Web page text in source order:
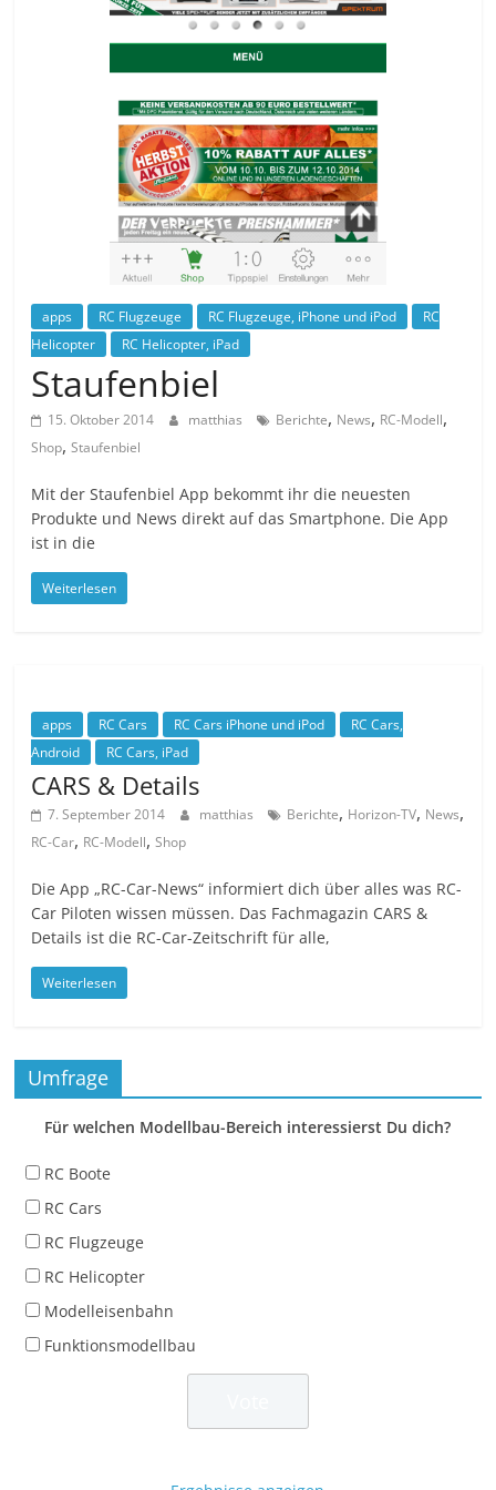
apps RC Flugzeuge RC Flugzeuge, iPhone und iPod
RC
Helicopter
RC Helicopter, iPad
Staufenbiel
15. Oktober 2014 matthias Berichte, News, RC-Modell,
Shop,Staufenbiel
Mit der Staufenbiel App bekommt ihr die neuesten
Produkte und News direkt auf das Smartphone. Die App
ist in die
Weiterlesen
apps RC Cars RC Cars iPhone und iPod
RC Cars,
Android
RC Cars, iPad
CARS & Details
7. September 2014 matthias Berichte, Horizon-TV, News,
RC-Car, RC-Modell,Shop
Die App „RC-Car-News“ informiert dich über alles was RC-
Car Piloten wissen müssen. Das Fachmagazin CARS &
Details ist die RC-Car-Zeitschrift für alle,
Weiterlesen
Umfrage
Für welchen Modellbau-Bereich interessierst Du dich?
RC Boote
RC Cars
RC Flugzeuge
RC Helicopter
Modelleisenbahn
Funktionsmodellbau